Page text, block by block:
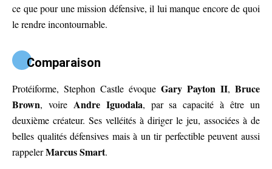
ce que pour une mission défensive, il lui manque encore de quoi
le rendre incontournable.
Comparaison
Protéiforme, Stephon Castle évoque Gary Payton II, Bruce
Brown, voire Andre Iguodala, par sa capacité à être un
deuxième créateur. Ses velléités à diriger le jeu, associées à de
belles qualités défensives mais à un tir perfectible peuvent aussi
rappelerMarcus Smart.